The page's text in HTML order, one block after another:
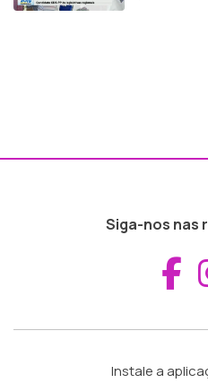
Siga-nos nas
Instale a